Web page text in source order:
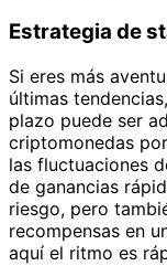
Estrategia de
Si eres más
últimas
plazo puede ser
criptomonedas
las fluctuaciones
de ganancias
riesgo, pero
recompensas en
aquí el ritmo es